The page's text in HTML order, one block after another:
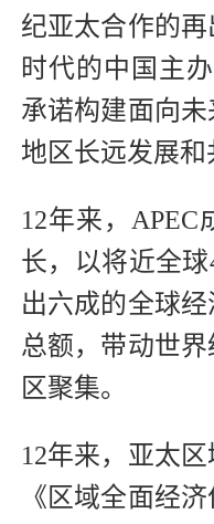
纪亚太合作的
时代的中国主
承诺构建面向
地区长远发展和
12年来，
长，以将近全
出六成的全球
总额，带动世
区聚集。
12年来，亚太区
《区域全面经